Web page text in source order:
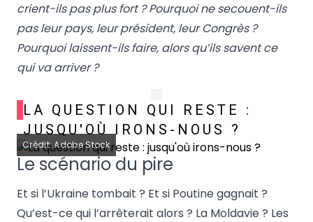
crient-ils pas plus fort ? Pourquoi ne secouent-ils
pas leur pays, leur président, leur Congrès ?
Pourquoi laissent-ils faire, alors qu’ils savent ce
qui va arriver ?
LA QUESTION QUI RESTE :
JUSQU'OÙ IRONS-NOUS ?
Crédit: Adobe Stock
Le scénario du pire
Et si l’Ukraine tombait ? Et si Poutine gagnait ?
Qu’est-ce qui l’arrêterait alors ? La Moldavie ? Les